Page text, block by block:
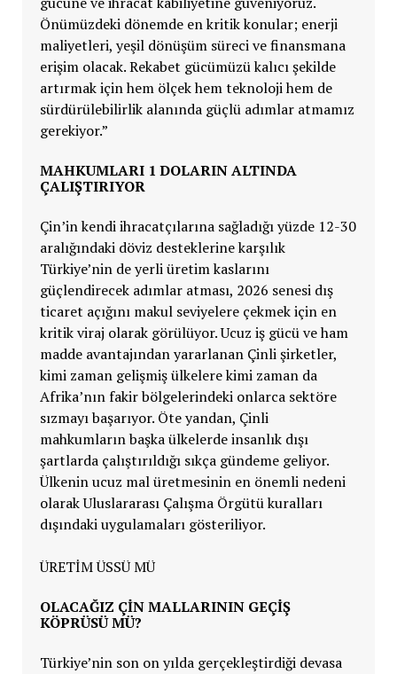
Önümüzdeki dönemde en kritik konular; enerji
maliyetleri, yeşil dönüşüm süreci ve finansmana
erişim olacak. Rekabet gücümüzü kalıcı şekilde
artırmak için hem ölçek hem teknoloji hem de
sürdürülebilirlik alanında güçlü adımlar atmamız
gerekiyor.”
MAHKUMLARI 1 DOLARIN ALTINDA
ÇALIŞTIRIYOR
Çin’in kendi ihracatçılarına sağladığı yüzde 12-30
aralığındaki döviz desteklerine karşılık
Türkiye’nin de yerli üretim kaslarını
güçlendirecek adımlar atması, 2026 senesi dış
ticaret açığını makul seviyelere çekmek için en
kritik viraj olarak görülüyor. Ucuz iş gücü ve ham
madde avantajından yararlanan Çinli şirketler,
kimi zaman gelişmiş ülkelere kimi zaman da
Afrika’nın fakir bölgelerindeki onlarca sektöre
sızmayı başarıyor. Öte yandan, Çinli
mahkumların başka ülkelerde insanlık dışı
şartlarda çalıştırıldığı sıkça gündeme geliyor.
Ülkenin ucuz mal üretmesinin en önemli nedeni
olarak Uluslararası Çalışma Örgütü kuralları
dışındaki uygulamaları gösteriliyor.
ÜRETİM ÜSSÜ MÜ
OLACAĞIZ ÇİN MALLARININ GEÇİŞ
KÖPRÜSÜ MÜ?
Türkiye’nin son on yılda gerçekleştirdiği devasa